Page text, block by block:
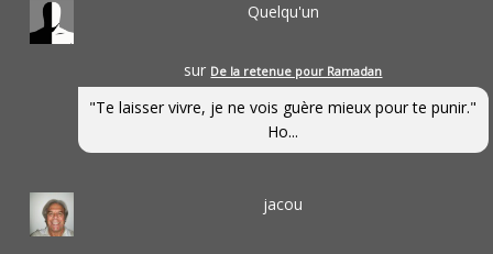
Quelqu'un
sur De la retenue pour Ramadan
"Te laisser vivre, je ne vois guère mieux pour te punir."
Ho...
jacou